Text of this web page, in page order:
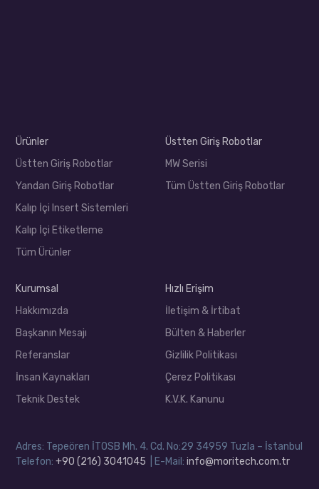
Ürünler
Üstten Giriş Robotlar
Yandan Giriş Robotlar
Kalıp İçi Insert Sistemleri
Kalıp İçi Etiketleme
Tüm Ürünler
Üstten Giriş Robotlar
MW Serisi
Tüm Üstten Giriş Robotlar
Kurumsal
Hakkımızda
Başkanın Mesajı
Referanslar
İnsan Kaynakları
Teknik Destek
Hızlı Erişim
İletişim & İrtibat
Bülten & Haberler
Gizlilik Politikası
Çerez Politikası
K.V.K. Kanunu
Adres: Tepeören İTOSB Mh. 4. Cd. No:29 34959 Tuzla – İstanbul
Telefon:+90 (216) 3041045 | E-Mail:info@moritech.com.tr